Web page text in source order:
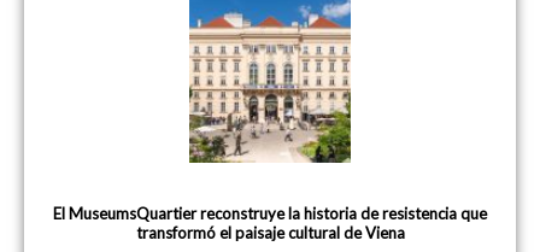
El MuseumsQuartier reconstruye la historia de resistencia que
transformó el paisaje cultural de Viena